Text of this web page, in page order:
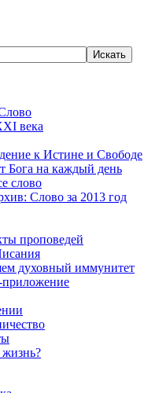
века
к Истине и Свободе
Бога на каждый день
слово
Слово за 2013 год
проповедей
духовный иммунитет